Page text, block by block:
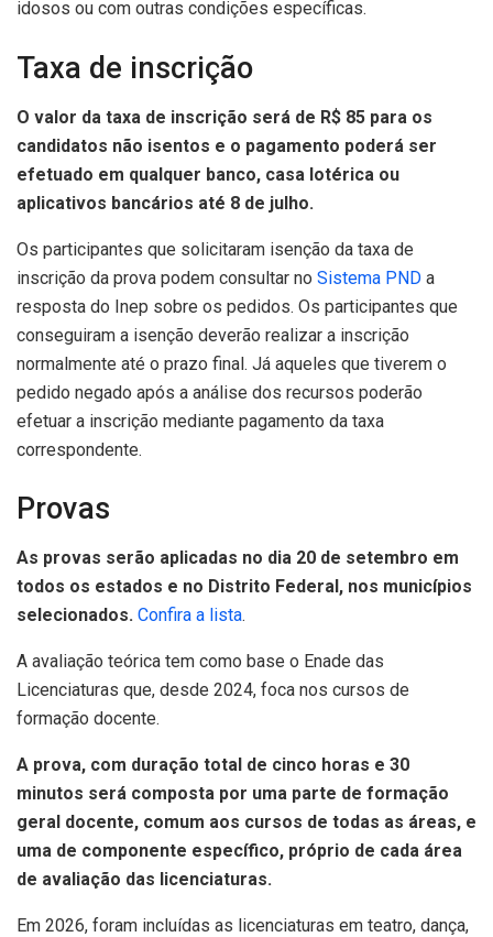
idosos ou com outras condições específicas.
Taxa de inscrição
O valor da taxa de inscrição será de R$ 85 para os
candidatos não isentos e o pagamento poderá ser
efetuado em qualquer banco, casa lotérica ou
aplicativos bancários até 8 de julho.
Os participantes que solicitaram isenção da taxa de
inscrição da prova podem consultar no Sistema PND a
resposta do Inep sobre os pedidos. Os participantes que
conseguiram a isenção deverão realizar a inscrição
normalmente até o prazo final. Já aqueles que tiverem o
pedido negado após a análise dos recursos poderão
efetuar a inscrição mediante pagamento da taxa
correspondente.
Provas
As provas serão aplicadas no dia 20 de setembro em
todos os estados e no Distrito Federal, nos municípios
selecionados. Confira a lista.
A avaliação teórica tem como base o Enade das
Licenciaturas que, desde 2024, foca nos cursos de
formação docente.
A prova, com duração total de cinco horas e 30
minutos será composta por uma parte de formação
geral docente, comum aos cursos de todas as áreas, e
uma de componente específico, próprio de cada área
de avaliação das licenciaturas.
Em 2026, foram incluídas as licenciaturas em teatro, dança,